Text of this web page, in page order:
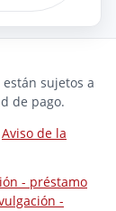
sujetos a
de pago.
Aviso de la
- préstamo
-